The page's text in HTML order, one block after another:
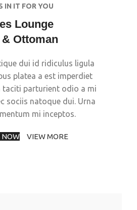
IN IT FOR YOU
Lounge
Ottoman
dui id ridiculus ligula
platea a est imperdiet
taciti parturient odio a mi
sociis natoque dui. Urna
mi inceptos.
NOW VIEW MORE